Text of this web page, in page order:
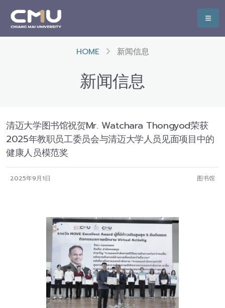
HOME 新闻信息
新闻信息
清迈大学图书馆祝贺Mr. Watchara Thongyod荣获
2025年教职员工委员会与清迈大学人员见面项目中的
健康人员模范奖
2025年9月1日 图书馆